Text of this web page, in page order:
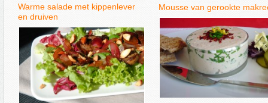
Warme salade met kippenlever
en druiven
Mousse van gerookte